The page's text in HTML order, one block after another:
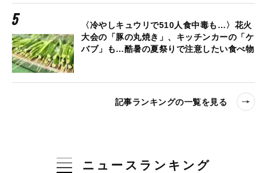
〈冷やしキュウリで510人食中毒も…〉花火
大会の「豚の丸焼き」、キッチンカーの「ケ
バブ」も…酷暑の夏祭りで注意したい食べ物
記事ランキングの一覧を見る
ニュースランキング